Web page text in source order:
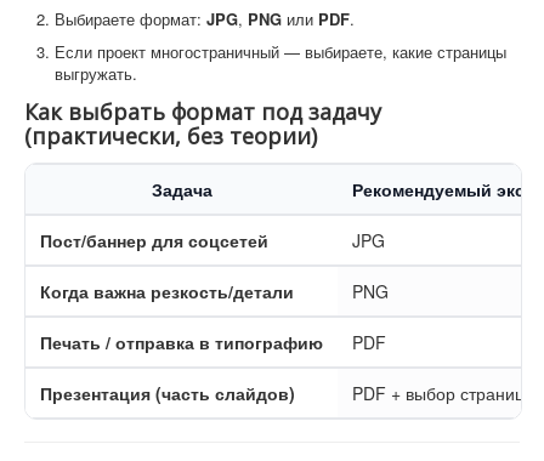
Выбираете формат: JPG, PNG или PDF.
Если проект многостраничный — выбираете, какие страницы
выгружать.
Как выбрать формат под задачу
(практически, без теории)
Задача Рекомендуемый
Пост/баннер для соцсетей JPG
Когда важна резкость/детали PNG
Печать / отправка в типографию PDF
Презентация (часть слайдов) PDF + выбор страниц